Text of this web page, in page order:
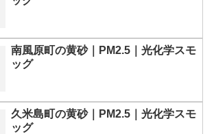
南風原町の黄砂｜PM2.5｜光化学スモ
ッグ
久米島町の黄砂｜PM2.5｜光化学スモ
ッグ